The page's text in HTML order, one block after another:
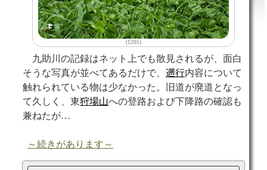
(1205)
九助川の記録はネット上でも散見されるが、面白
そうな写真が並べてあるだけで、遡行内容について
触れられている物は少なかった。旧道が廃道となっ
て久しく、東狩場山への登路および下降路の確認も
兼ねたが…
～続きがあります～